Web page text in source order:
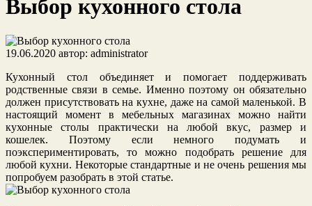
Выбор кухонного стола
19.06.2020 автор: administrator
Кухонный стол объединяет и помогает поддерживать
родственные связи в семье. Именно поэтому он обязательно
должен присутствовать на кухне, даже на самой маленькой. В
настоящий момент в мебельных магазинах можно найти
кухонные столы практически на любой вкус, размер и
кошелек. Поэтому если немного подумать и
поэкспериментировать, то можно подобрать решение для
любой кухни. Некоторые стандартные и не очень решения мы
попробуем разобрать в этой статье.